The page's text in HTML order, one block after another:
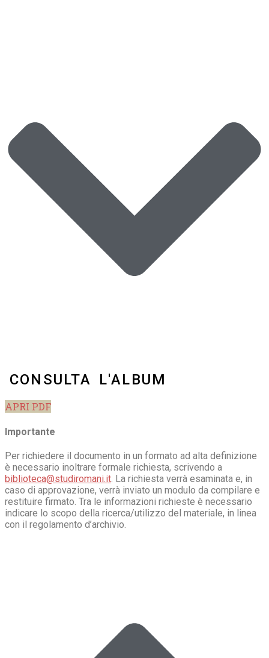
CONSULTA L'ALBUM
APRI PDF
Importante
Per richiedere il documento in un formato ad alta definizione
è necessario inoltrare formale richiesta, scrivendo a
biblioteca@studiromani.it. La richiesta verrà esaminata e, in
caso di approvazione, verrà inviato un modulo da compilare e
restituire firmato. Tra le informazioni richieste è necessario
indicare lo scopo della ricerca/utilizzo del materiale, in linea
con il regolamento d’archivio.